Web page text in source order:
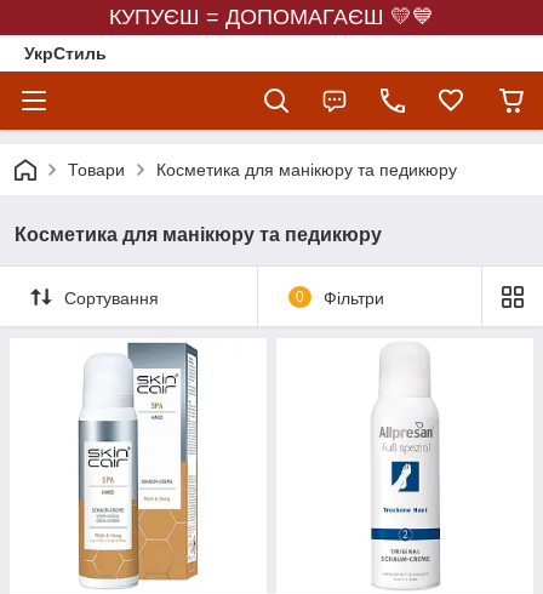
КУПУЄШ = ДОПОМАГАЄШ 💛💙
УкрСтиль
Товари Косметика для манікюру та педикюру
Косметика для манікюру та педикюру
Сортування 0 Фільтри